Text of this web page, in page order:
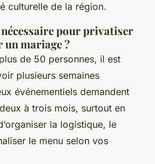
culturelle de la région.
pour privatiser
mariage ?
de 50 personnes, il est
plusieurs semaines
événementiels demandent
à trois mois, surtout en
la logistique, le
le menu selon vos